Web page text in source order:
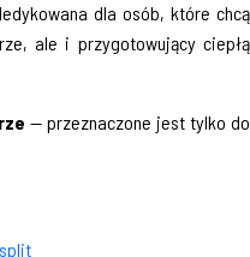
dla osób, które chcą
ale i przygotowujący ciepłą
— przeznaczone jest tylko do